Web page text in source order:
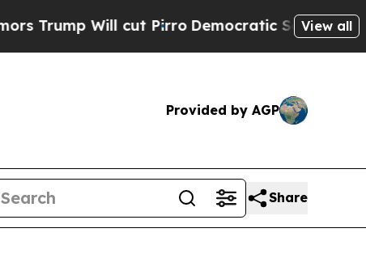
Will cut PirroDemocratic Socialists ofView all
Provided by AGP
Share